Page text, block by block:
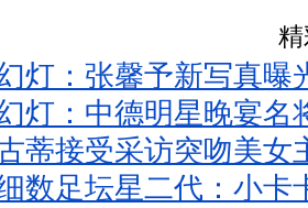
灯：张馨予新写真曝
灯：中德明星晚宴名
蒂接受采访突吻美女
数足坛星二代：小卡